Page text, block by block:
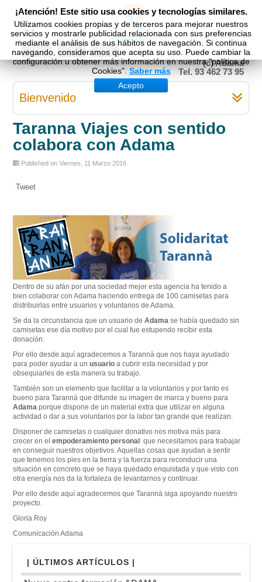
Esp Cat Eng
(c) Adama
Tel. 93 462 73 95
¡Atención! Este sitio usa cookies y tecnologías similares.
Utilizamos cookies propias y de terceros para mejorar nuestros
servicios y mostrarle publicidad relacionada con sus preferencias
mediante el análisis de sus hábitos de navegación. Si continua
navegando, consideramos que acepta su uso. Puede cambiar la
configuración u obtener más información en nuestra "política de
Cookies". Saber más
Acepto
Bienvenido
Taranna Viajes con sentido
colabora con Adama
Published on Viernes, 11 Marzo 2016
Tweet
Dentro de su afán por una sociedad mejor esta agencia ha tenido a
bien colaborar con Adama haciendo entrega de 100 camisetas para
distribuirlas entre usuarios y voluntarios de Adama.
Se da la circunstancia que un usuario deAdama se había quedado sin
camisetas ese día motivo por el cual fue estupendo recibir esta
donación.
Por ello desde aquí agradecemos a Tarannà que nos haya ayudado
para poder ayudar a unusuario a cubrir esta necesidad y por
obsequiarles de esta manera su trabajo.
También son un elemento que facilitar a la voluntarios y por tanto es
bueno para Tarannà que difunde su imagen de marca y bueno para
Adama porque dispone de un material extra que utilizar en alguna
actividad o dar a sus voluntarios por la labor tan grande que realizan.
Disponer de camisetas o cualquier donativo nos motiva más para
crecer en elempoderamiento personal que necesitamos para trabajar
en conseguir nuestros objetivos. Aquellas cosas que ayudan a sentir
que tenemos los pies en la tierra y la fuerza para reconducir una
situación en concreto que se haya quedado enquistada y que visto con
otra energía nos da la fortaleza de levantarnos y continuar.
Por ello desde aquí agradecemos que Tarannà siga apoyando nuestro
proyecto.
Gloria Roy
Comunicación Adama
| ÚLTIMOS ARTÍCULOS |